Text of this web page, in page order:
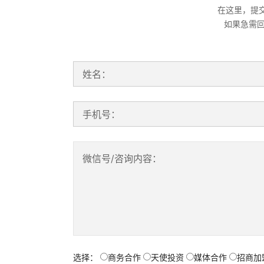
在这里，提
如果急需
姓名：
手机号：
微信号/咨询内容：
选择： 商务合作 天使投资 媒体合作 招商加